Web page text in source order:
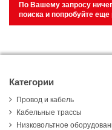
По Вашему запросу
поиска и попробуйте еще
Категории
Провод и кабель
Кабельные трассы
Низковольтное